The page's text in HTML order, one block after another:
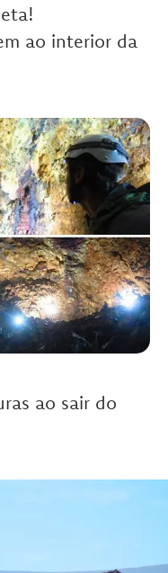
ao interior da
ao sair do